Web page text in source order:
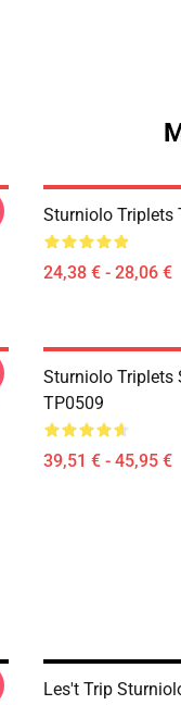
Sturniolo Triplets
24,38 € - 28,06 €
Sturniolo Triplets
TP0509
39,51 € - 45,95 €
Les't Trip